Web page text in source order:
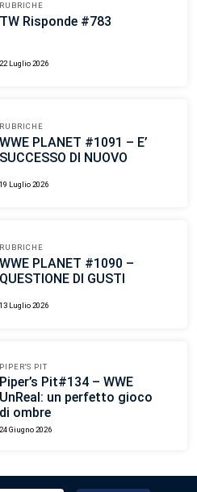
RUBRICHE
TW Risponde #783
22 Luglio 2026
RUBRICHE
WWE PLANET #1091 – E’
SUCCESSO DI NUOVO
19 Luglio 2026
RUBRICHE
WWE PLANET #1090 –
QUESTIONE DI GUSTI
13 Luglio 2026
PIPER'S PIT
Piper’s Pit#134 – WWE
UnReal: un perfetto gioco
di ombre
24 Giugno 2026